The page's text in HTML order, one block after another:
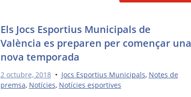
Els Jocs Esportius Municipals de
València es preparen per començar una
nova temporada
2 octubre, 2018• Jocs Esportius Municipals, Notes de
premsa, Notícies, Notícies esportives